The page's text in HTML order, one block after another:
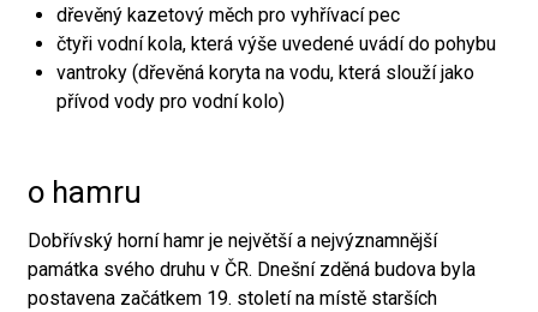
dřevěný kazetový měch pro vyhřívací pec
čtyři vodní kola, která výše uvedené uvádí do pohybu
vantroky (dřevěná koryta na vodu, která slouží jako
přívod vody pro vodní kolo)
o hamru
Dobřívský horní hamr je největší a nejvýznamnější
památka svého druhu v ČR. Dnešní zděná budova byla
postavena začátkem 19. století na místě starších